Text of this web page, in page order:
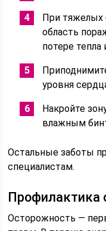
При тяжелых
область
потере
уровня
Накройте
влажным
Остальные заботы
специалистам.
Профилактика
Осторожность ―